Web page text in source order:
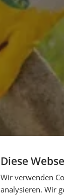
Diese
Wir verwenden
analysieren. Wir